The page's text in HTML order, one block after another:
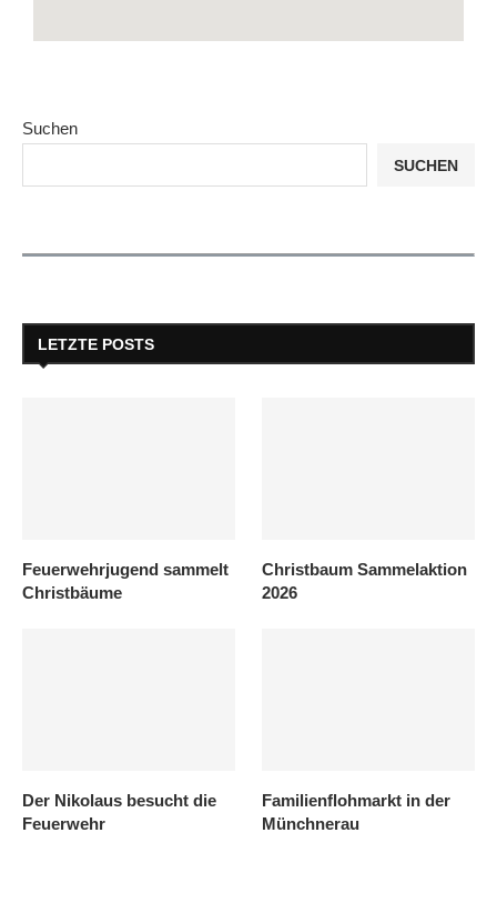
Suchen
SUCHEN
LETZTE POSTS
Feuerwehrjugend sammelt
Christbäume
Christbaum Sammelaktion
2026
Der Nikolaus besucht die
Feuerwehr
Familienflohmarkt in der
Münchnerau